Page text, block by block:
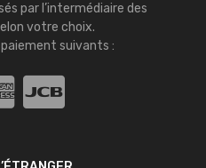
par l’intermédiaire des
votre choix.
suivants :